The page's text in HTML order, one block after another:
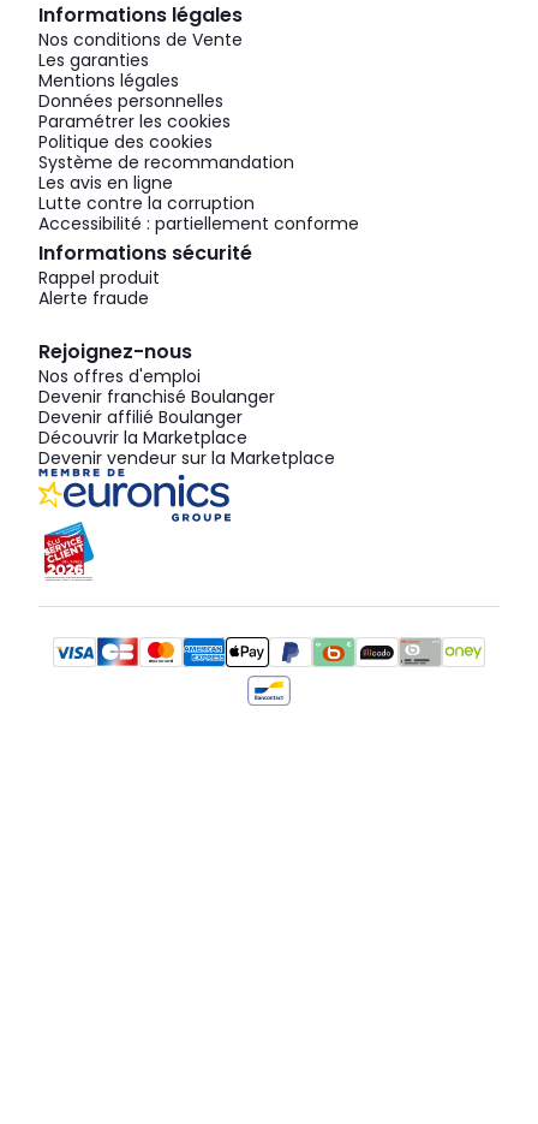
Informations légales
Nos conditions de Vente
Les garanties
Mentions légales
Données personnelles
Paramétrer les cookies
Politique des cookies
Système de recommandation
Les avis en ligne
Lutte contre la corruption
Accessibilité : partiellement conforme
Informations sécurité
Rappel produit
Alerte fraude
Rejoignez-nous
Nos offres d'emploi
Devenir franchisé Boulanger
Devenir affilié Boulanger
Découvrir la Marketplace
Devenir vendeur sur la Marketplace